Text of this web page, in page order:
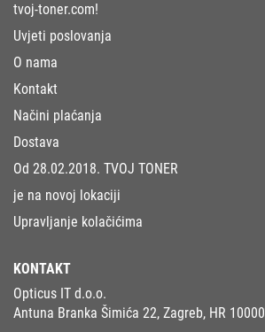
tvoj-toner.com!
Uvjeti poslovanja
O nama
Kontakt
Načini plaćanja
Dostava
Od 28.02.2018. TVOJ TONER
je na novoj lokaciji
Upravljanje kolačićima
KONTAKT
Opticus IT d.o.o.
Antuna Branka Šimića 22, Zagreb, HR 10000